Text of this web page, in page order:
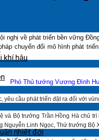
khí hậu
nhiệt đới
nghị về phát triển bền vững
chuyển đổi mô hình phát
Phó Thủ tướng Vương Đình
yêu cầu phát triển đặt ra đối với
Bộ trưởng Trần Hồng Hà chủ
Linh Ngọc, Thứ trưởng